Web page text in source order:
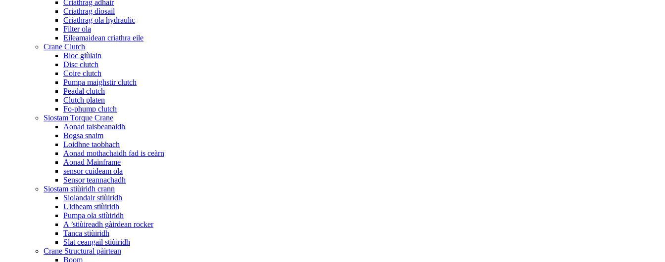
Criathrag adhair
Criathrag dìosail
Criathrag ola hydraulic
Filter ola
Eileamaidean criathra eile
Crane Clutch
Bloc giùlain
Disc clutch
Coire clutch
Pumpa maighstir clutch
Peadal clutch
Clutch platen
Fo-phump clutch
Siostam Torque Crane
Aonad taisbeanaidh
Bogsa snaim
Loidhne taobhach
Aonad mothachaidh fad is ceàrn
Aonad Mainframe
sensor cuideam ola
Sensor teannachadh
Siostam stiùiridh crann
Siolandair stiùiridh
Uidheam stiùiridh
Pumpa ola stiùiridh
A ’stiùireadh gàirdean rocker
Tanca stiùiridh
Slat ceangail stiùiridh
Crane Structural pàirtean
Boom